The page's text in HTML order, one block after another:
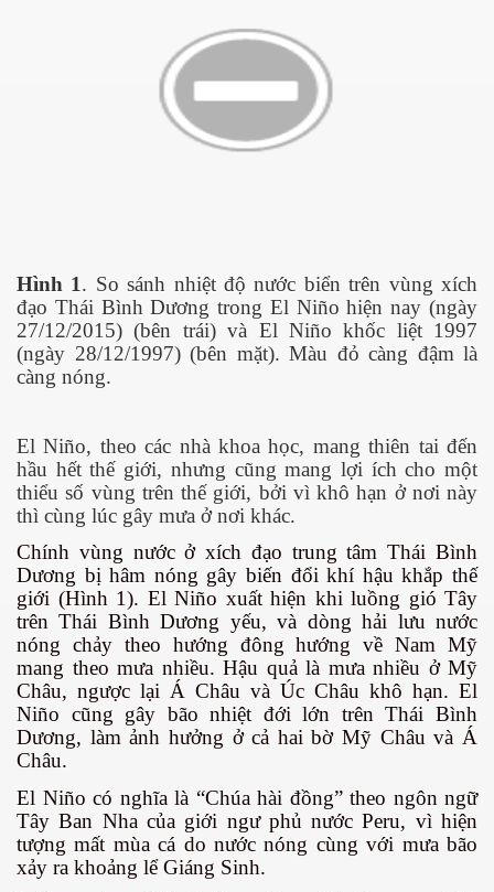
Hình 1. So sánh nhiệt độ nước biển trên vùng xích
đạo Thái Bình Dương trong El Niño hiện nay (ngày
27/12/2015) (bên trái) và El Niño khốc liệt 1997
(ngày 28/12/1997) (bên mặt). Màu đỏ càng đậm là
càng nóng.
El Niño, theo các nhà khoa học, mang thiên tai đến
hầu hết thế giới, nhưng cũng mang lợi ích cho một
thiểu số vùng trên thế giới, bởi vì khô hạn ở nơi này
thì cùng lúc gây mưa ở nơi khác.
Chính vùng nước ở xích đạo trung tâm Thái Bình
Dương bị hâm nóng gây biến đổi khí hậu khắp thế
giới (Hình 1). El Niño xuất hiện khi luồng gió Tây
trên Thái Bình Dương yếu, và dòng hải lưu nước
nóng chảy theo hướng đông hướng về Nam Mỹ
mang theo mưa nhiều. Hậu quả là mưa nhiều ở Mỹ
Châu, ngược lại Á Châu và Úc Châu khô hạn. El
Niño cũng gây bão nhiệt đới lớn trên Thái Bình
Dương, làm ảnh hưởng ở cả hai bờ Mỹ Châu và Á
Châu.
El Niño có nghĩa là “Chúa hài đồng” theo ngôn ngữ
Tây Ban Nha của giới ngư phủ nước Peru, vì hiện
tượng mất mùa cá do nước nóng cùng với mưa bão
xảy ra khoảng lể Giáng Sinh.